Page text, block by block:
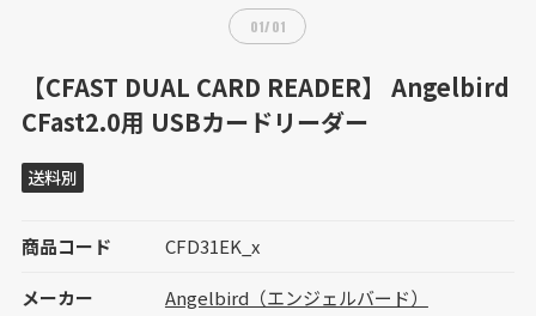
01/01
【CFAST DUAL CARD READER】 Angelbird
CFast2.0用 USBカードリーダー
送料別
商品コード CFD31EK_x
メーカー Angelbird（エンジェルバード）